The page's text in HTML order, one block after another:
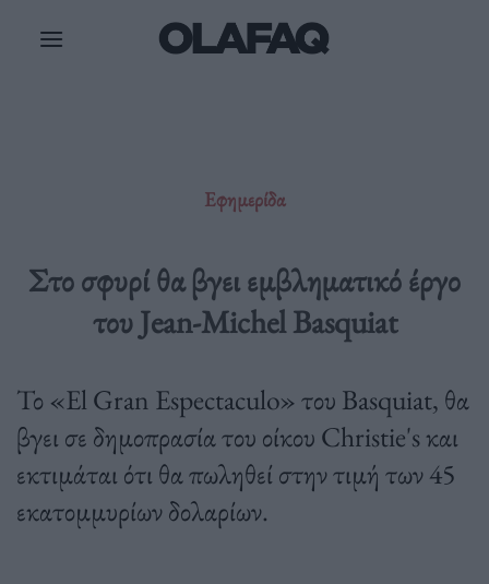
Εφημερίδα
Στο σφυρί θα βγει εμβληματικό έργο
του Jean-Michel Basquiat
Το «El Gran Espectaculo» του Basquiat, θα
βγει σε δημοπρασία του οίκου Christie's και
εκτιμάται ότι θα πωληθεί στην τιμή των 45
εκατομμυρίων δολαρίων.